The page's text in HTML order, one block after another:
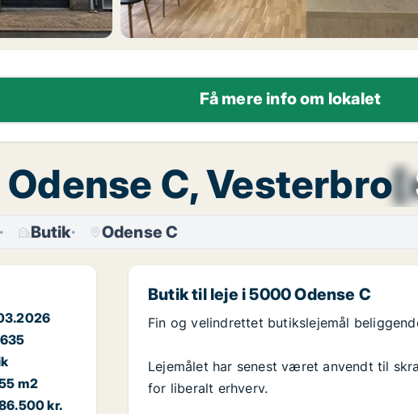
Få mere info om lokalet
C, Vesterbro
Butik Odense C
m2
kr.
Butik til leje i 5000 Odense C
Fin og velindrettet butikslejemål
Lejemålet har senest været anvendt til
for liberalt erhverv.